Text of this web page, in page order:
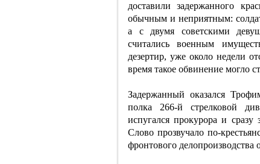
доставили задержанного
обычным и неприятным:
а с двумя советскими
считались военным
дезертир, уже около недели
время такое обвинение могло
Задержанный оказался
полка 266-й стрелковой
испугался прокурора и сразу
Слово прозвучало по-
фронтового